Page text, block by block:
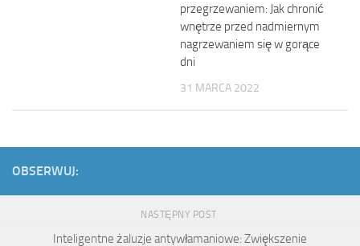
przegrzewaniem: Jak chronić
wnętrze przed nadmiernym
nagrzewaniem się w gorące
dni
31 MARCA 2022
OBSERWUJ:
NASTĘPNY POST
Inteligentne żaluzje antywłamaniowe: Zwiększenie